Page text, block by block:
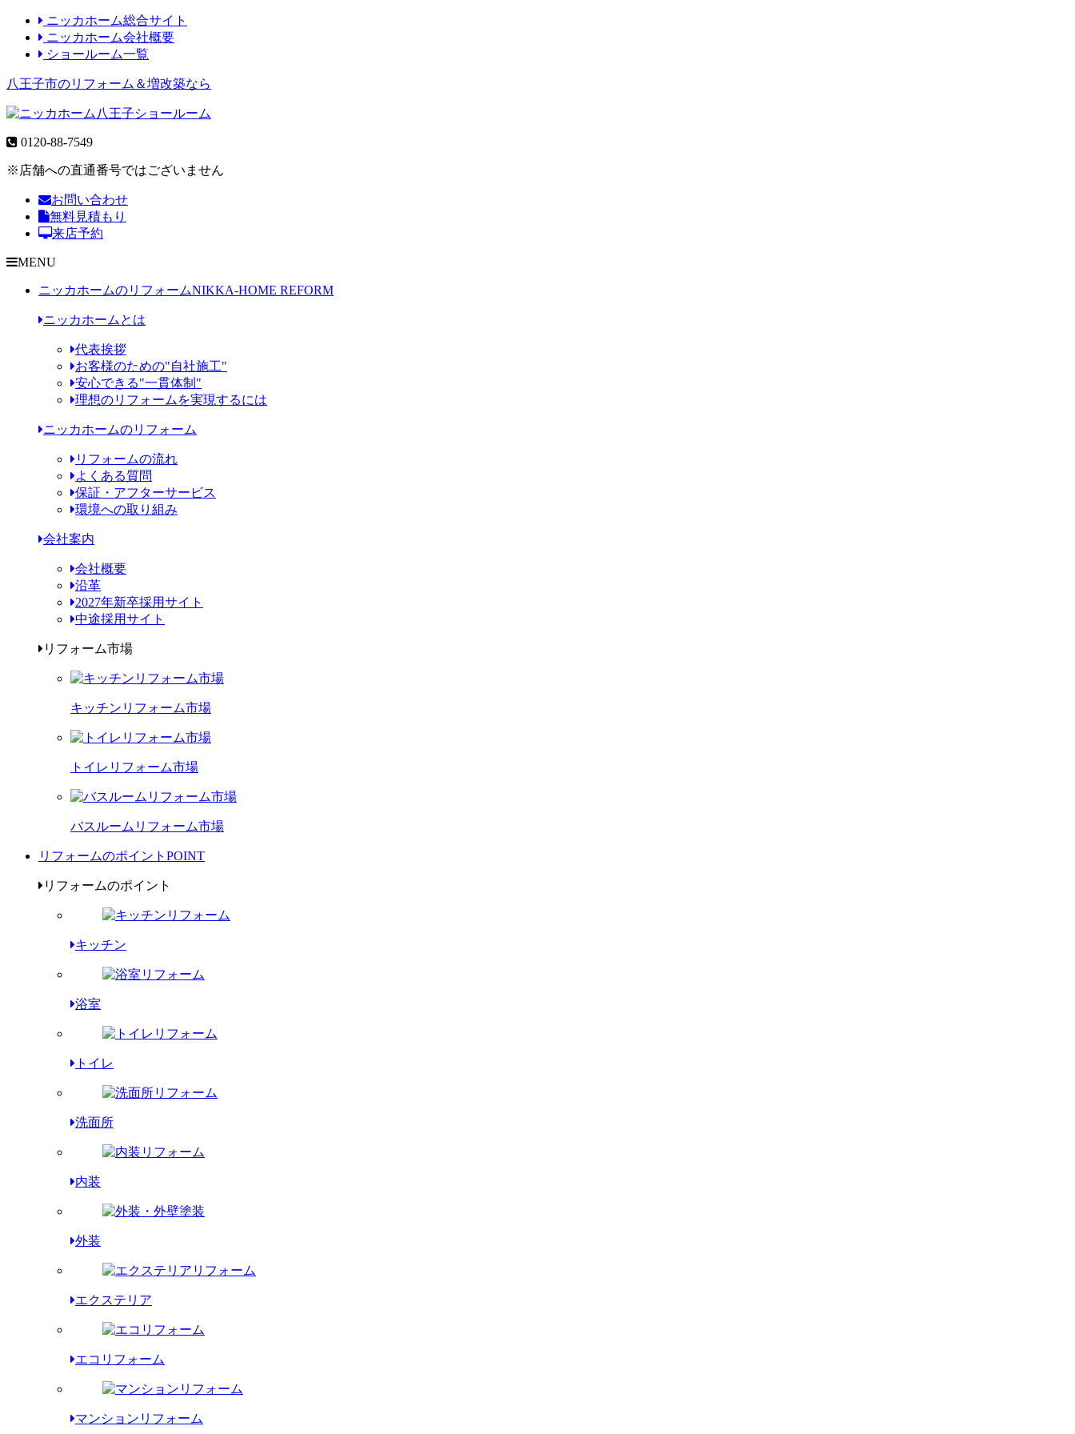
ニッカホーム総合サイト
ニッカホーム会社概要
ショールーム一覧
八王子市のリフォーム＆増改築なら
0120-88-7549
※店舗への直通番号ではございません
お問い合わせ
無料見積もり
来店予約
MENU
ニッカホームのリフォームNIKKA-HOME REFORM
ニッカホームとは
代表挨拶
お客様のための"自社施工"
安心できる"一貫体制"
理想のリフォームを実現するには
ニッカホームのリフォーム
リフォームの流れ
よくある質問
保証・アフターサービス
環境への取り組み
会社案内
会社概要
沿革
2027年新卒採用サイト
中途採用サイト
リフォーム市場
キッチンリフォーム市場
トイレリフォーム市場
バスルームリフォーム市場
リフォームのポイント POINT
リフォームのポイント
キッチン
浴室
トイレ
洗面所
内装
外装
エクステリア
エコリフォーム
マンションリフォーム